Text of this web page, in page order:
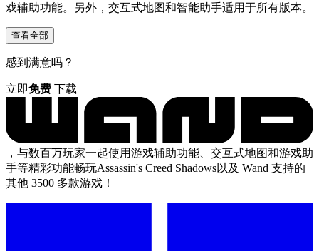
戏辅助功能。另外，交互式地图和智能助手适用于所有版本。
查看全部
感到满意吗？
立即免费 下载
，与数百万玩家一起使用游戏辅助功能、交互式地图和游戏助
手等精彩功能畅玩Assassin's Creed Shadows以及 Wand 支持的
其他 3500 多款游戏！